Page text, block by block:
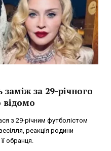
за 29-річного
з 29-річним футболістом
реакція родини
обранця.